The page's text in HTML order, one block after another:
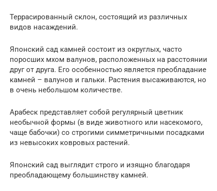
Террасированный склон, состоящий из различных
видов насаждений.
Японский сад камней состоит из округлых, часто
поросших мхом валунов, расположенных на расстоянии
друг от друга. Его особенностью является преобладание
камней – валунов и гальки. Растения высаживаются, но
в очень небольшом количестве.
Арабеск представляет собой регулярный цветник
необычной формы (в виде животного или насекомого,
чаще бабочки) со строгими симметричными посадками
из невысоких ковровых растений.
Японский сад выглядит строго и изящно благодаря
преобладающему большинству камней.